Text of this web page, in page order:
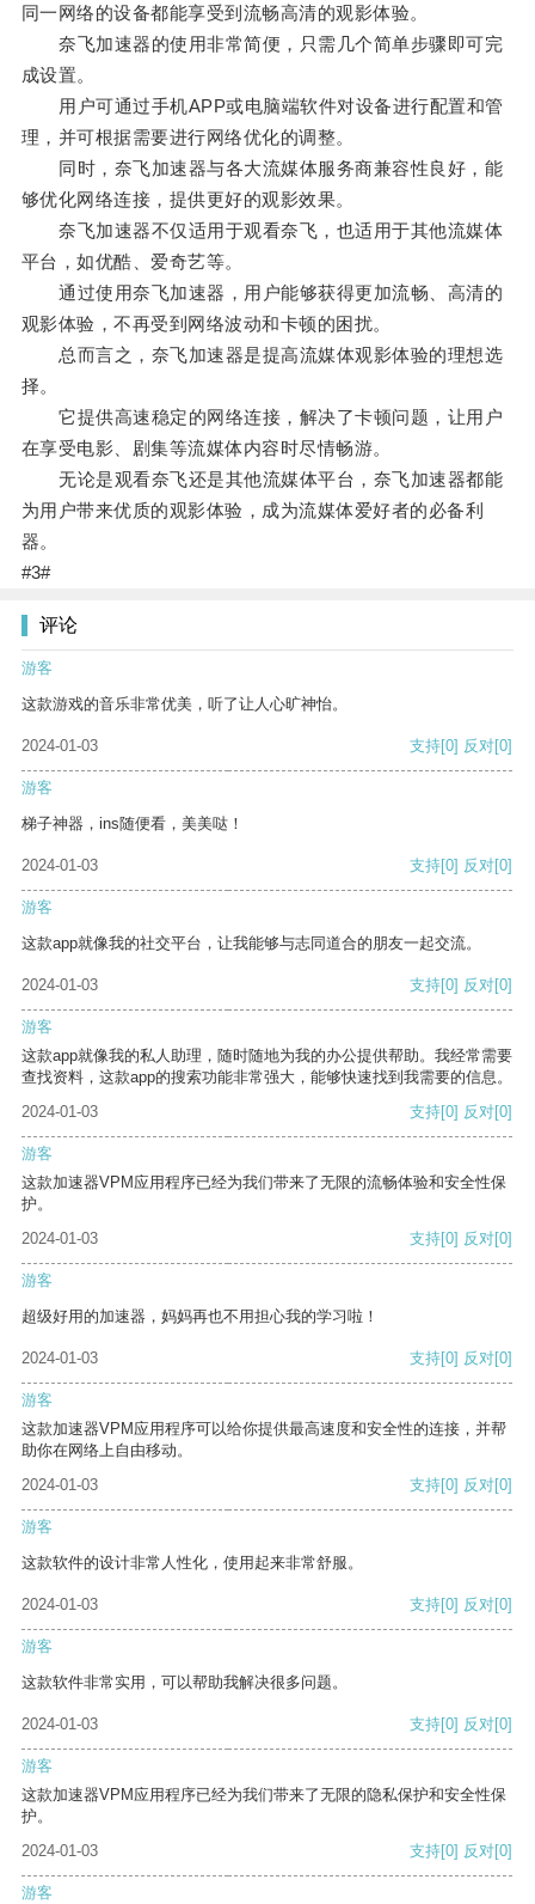
同一网络的设备都能享受到流畅高清的观影体验。
奈飞加速器的使用非常简便，只需几个简单步骤即可完
成设置。
用户可通过手机APP或电脑端软件对设备进行配置和管
理，并可根据需要进行网络优化的调整。
同时，奈飞加速器与各大流媒体服务商兼容性良好，能
够优化网络连接，提供更好的观影效果。
奈飞加速器不仅适用于观看奈飞，也适用于其他流媒体
平台，如优酷、爱奇艺等。
通过使用奈飞加速器，用户能够获得更加流畅、高清的
观影体验，不再受到网络波动和卡顿的困扰。
总而言之，奈飞加速器是提高流媒体观影体验的理想选
择。
它提供高速稳定的网络连接，解决了卡顿问题，让用户
在享受电影、剧集等流媒体内容时尽情畅游。
无论是观看奈飞还是其他流媒体平台，奈飞加速器都能
为用户带来优质的观影体验，成为流媒体爱好者的必备利
器。
#3#
评论
游客
这款游戏的音乐非常优美，听了让人心旷神怡。
2024-01-03 支持[0] 反对[0]
游客
梯子神器，ins随便看，美美哒！
2024-01-03 支持[0] 反对[0]
游客
这款app就像我的社交平台，让我能够与志同道合的朋友一起交流。
2024-01-03 支持[0] 反对[0]
游客
这款app就像我的私人助理，随时随地为我的办公提供帮助。我经常需要
查找资料，这款app的搜索功能非常强大，能够快速找到我需要的信息。
2024-01-03
支持[0] 反对[0]
游客
这款加速器VPM应用程序已经为我们带来了无限的流畅体验和安全性保
护。
2024-01-03
支持[0] 反对[0]
游客
超级好用的加速器，妈妈再也不用担心我的学习啦！
2024-01-03 支持[0] 反对[0]
游客
这款加速器VPM应用程序可以给你提供最高速度和安全性的连接，并帮
助你在网络上自由移动。
2024-01-03
支持[0] 反对[0]
游客
这款软件的设计非常人性化，使用起来非常舒服。
2024-01-03 支持[0] 反对[0]
游客
这款软件非常实用，可以帮助我解决很多问题。
2024-01-03 支持[0] 反对[0]
游客
这款加速器VPM应用程序已经为我们带来了无限的隐私保护和安全性保
护。
2024-01-03
支持[0] 反对[0]
游客